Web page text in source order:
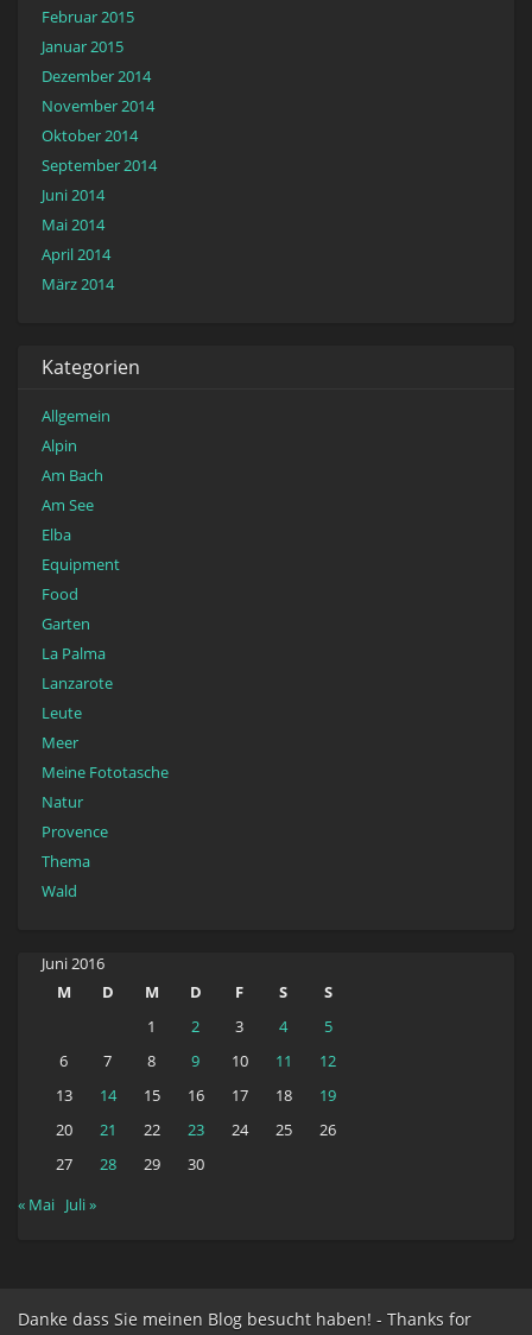
Februar 2015
Januar 2015
Dezember 2014
November 2014
Oktober 2014
September 2014
Juni 2014
Mai 2014
April 2014
März 2014
Kategorien
Allgemein
Alpin
Am Bach
Am See
Elba
Equipment
Food
Garten
La Palma
Lanzarote
Leute
Meer
Meine Fototasche
Natur
Provence
Thema
Wald
Juni 2016
M
D M D F S
S
1
2 3 4
5
6
7 8 9 10 11
12
13
14 15 16 17 18
19
20
21 22 23 24 25
26
27
28 29
30
« Mai Juli »
Danke dass Sie meinen Blog besucht haben! - Thanks for